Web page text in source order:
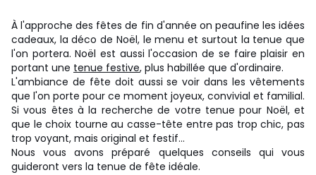
À l'approche des fêtes de fin d'année on peaufine les idées
cadeaux, la déco de Noël, le menu et surtout la tenue que
l'on portera. Noël est aussi l'occasion de se faire plaisir en
portant une tenue festive, plus habillée que d'ordinaire.
L'ambiance de fête doit aussi se voir dans les vêtements
que l'on porte pour ce moment joyeux, convivial et familial.
Si vous êtes à la recherche de votre tenue pour Noël, et
que le choix tourne au casse-tête entre pas trop chic, pas
trop voyant, mais original et festif…
Nous vous avons préparé quelques conseils qui vous
guideront vers la tenue de fête idéale.